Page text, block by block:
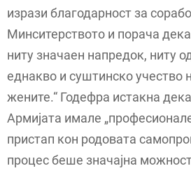
изрази благодарност за
Минситерството и порача
ниту значаен напредок, ниту
еднакво и суштинско учество
жените.“ Годефра истакна
Армијата имале
пристап кон родовата
процес беше значајна